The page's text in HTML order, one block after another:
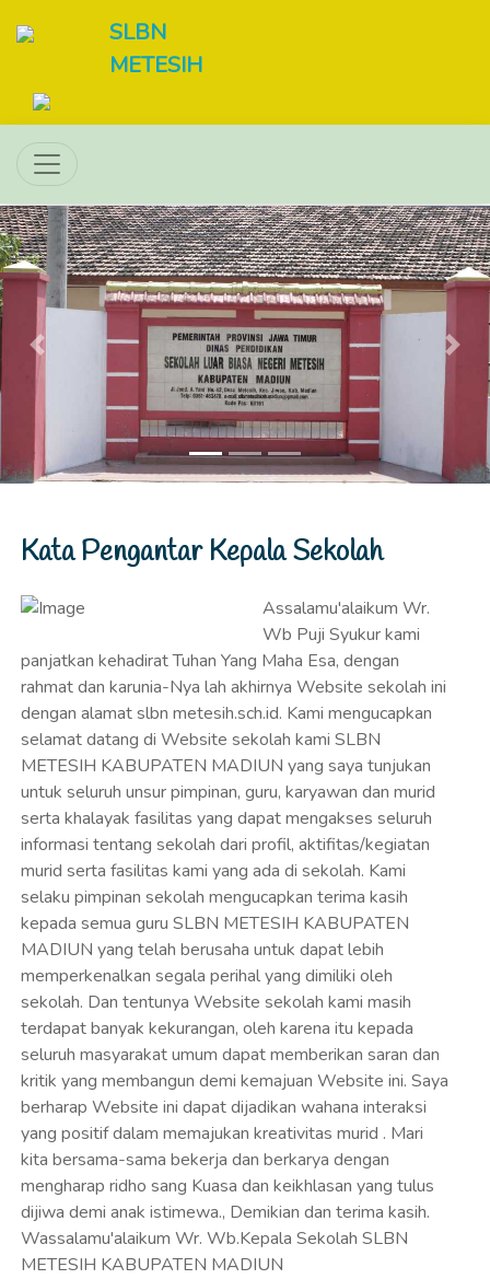
SLBN
METESIH
Previous Next
Kata Pengantar Kepala Sekolah
Assalamu'alaikum Wr.
Wb Puji Syukur kami
panjatkan kehadirat Tuhan Yang Maha Esa, dengan
rahmat dan karunia-Nya lah akhirnya Website sekolah ini
dengan alamat slbn metesih.sch.id. Kami mengucapkan
selamat datang di Website sekolah kami SLBN
METESIH KABUPATEN MADIUN yang saya tunjukan
untuk seluruh unsur pimpinan, guru, karyawan dan murid
serta khalayak fasilitas yang dapat mengakses seluruh
informasi tentang sekolah dari profil, aktifitas/kegiatan
murid serta fasilitas kami yang ada di sekolah. Kami
selaku pimpinan sekolah mengucapkan terima kasih
kepada semua guru SLBN METESIH KABUPATEN
MADIUN yang telah berusaha untuk dapat lebih
memperkenalkan segala perihal yang dimiliki oleh
sekolah. Dan tentunya Website sekolah kami masih
terdapat banyak kekurangan, oleh karena itu kepada
seluruh masyarakat umum dapat memberikan saran dan
kritik yang membangun demi kemajuan Website ini. Saya
berharap Website ini dapat dijadikan wahana interaksi
yang positif dalam memajukan kreativitas murid . Mari
kita bersama-sama bekerja dan berkarya dengan
mengharap ridho sang Kuasa dan keikhlasan yang tulus
dijiwa demi anak istimewa., Demikian dan terima kasih.
Wassalamu'alaikum Wr. Wb.Kepala Sekolah SLBN
METESIH KABUPATEN MADIUN